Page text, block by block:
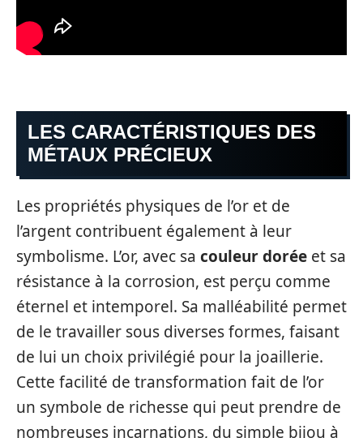
LES CARACTÉRISTIQUES DES
MÉTAUX PRÉCIEUX
Les propriétés physiques de l’or et de
l’argent contribuent également à leur
symbolisme. L’or, avec sa couleur dorée et sa
résistance à la corrosion, est perçu comme
éternel et intemporel. Sa malléabilité permet
de le travailler sous diverses formes, faisant
de lui un choix privilégié pour la joaillerie.
Cette facilité de transformation fait de l’or
un symbole de richesse qui peut prendre de
nombreuses incarnations, du simple bijou à